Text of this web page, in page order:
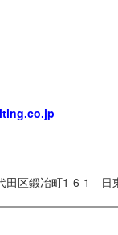
田区鍛冶町1-6-1 日